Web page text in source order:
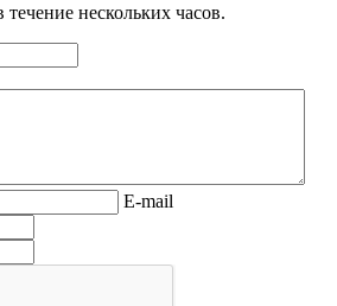
нескольких часов.
E-mail